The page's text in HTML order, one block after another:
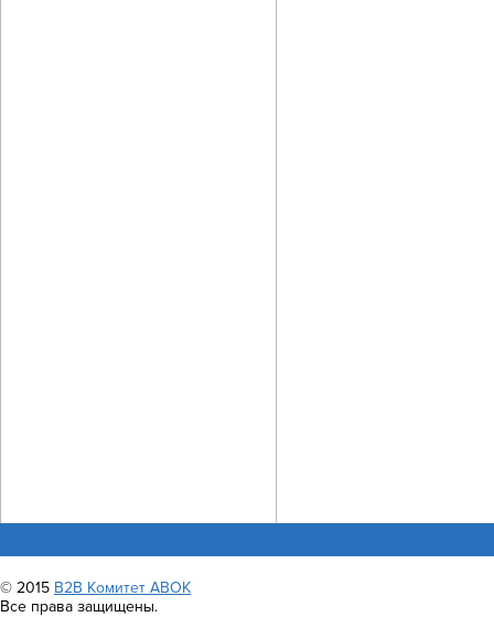
© 2015 B2B Комитет АВОК
Все права защищены.